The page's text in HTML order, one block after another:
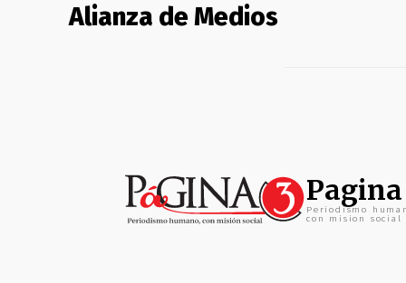
Alianza de Medios
Periodismo
con mision social